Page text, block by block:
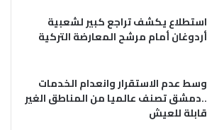
استطلاع يكشف تراجع كبير لشعبية
أردوغان أمام مرشح المعارضة التركية
وسط عدم الاستقرار وانعدام الخدمات
..دمشق تصنف عالميا من المناطق الغير
قابلة للعيش